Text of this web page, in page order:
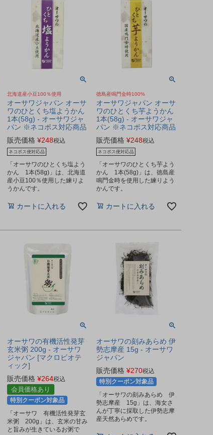
北海道産小豆100％使用
オーサワジャパン オーサ
ワのひとくち塩ようかん
1本(58g) - オーサワジャ
パン ※ネコポス対応商品
販売価格 ¥248税込
ネコポス便対応品
「オーサワのひとくち塩よう
かん 1本(58g)」は、北海道
産小豆100％使用した練りよ
うかんです。
カートに入れる
徳島産鳴門金時100%
オーサワジャパン オーサ
ワのひとくち芋ようかん
1本(58g) - オーサワジャ
パン ※ネコポス対応商品
販売価格 ¥248税込
ネコポス便対応品
「オーサワのひとくち芋よう
かん 1本(58g)」は、徳島産
鳴門金時を使用した練りよう
かんです。
カートに入れる
オーサワの有機活性発芽
玄米粥 200g - オーサワ
ジャパン [マクロビオテ
ィック]
販売価格 ¥264税込
会員価格あり
特別クーポン対象品
「オーサワ 有機活性発芽玄
米粥 200g」は、玄米の甘み
と旨みが生きているお粥で
オーサワの刻みあらめ 伊
勢志摩産 15g - オーサワ
ジャパン
販売価格 ¥270税込
特別クーポン対象品
「オーサワの刻みあらめ 伊
勢志摩産 15g」は、海女さ
んが丁寧に採取した伊勢志摩
産天然あらめです。